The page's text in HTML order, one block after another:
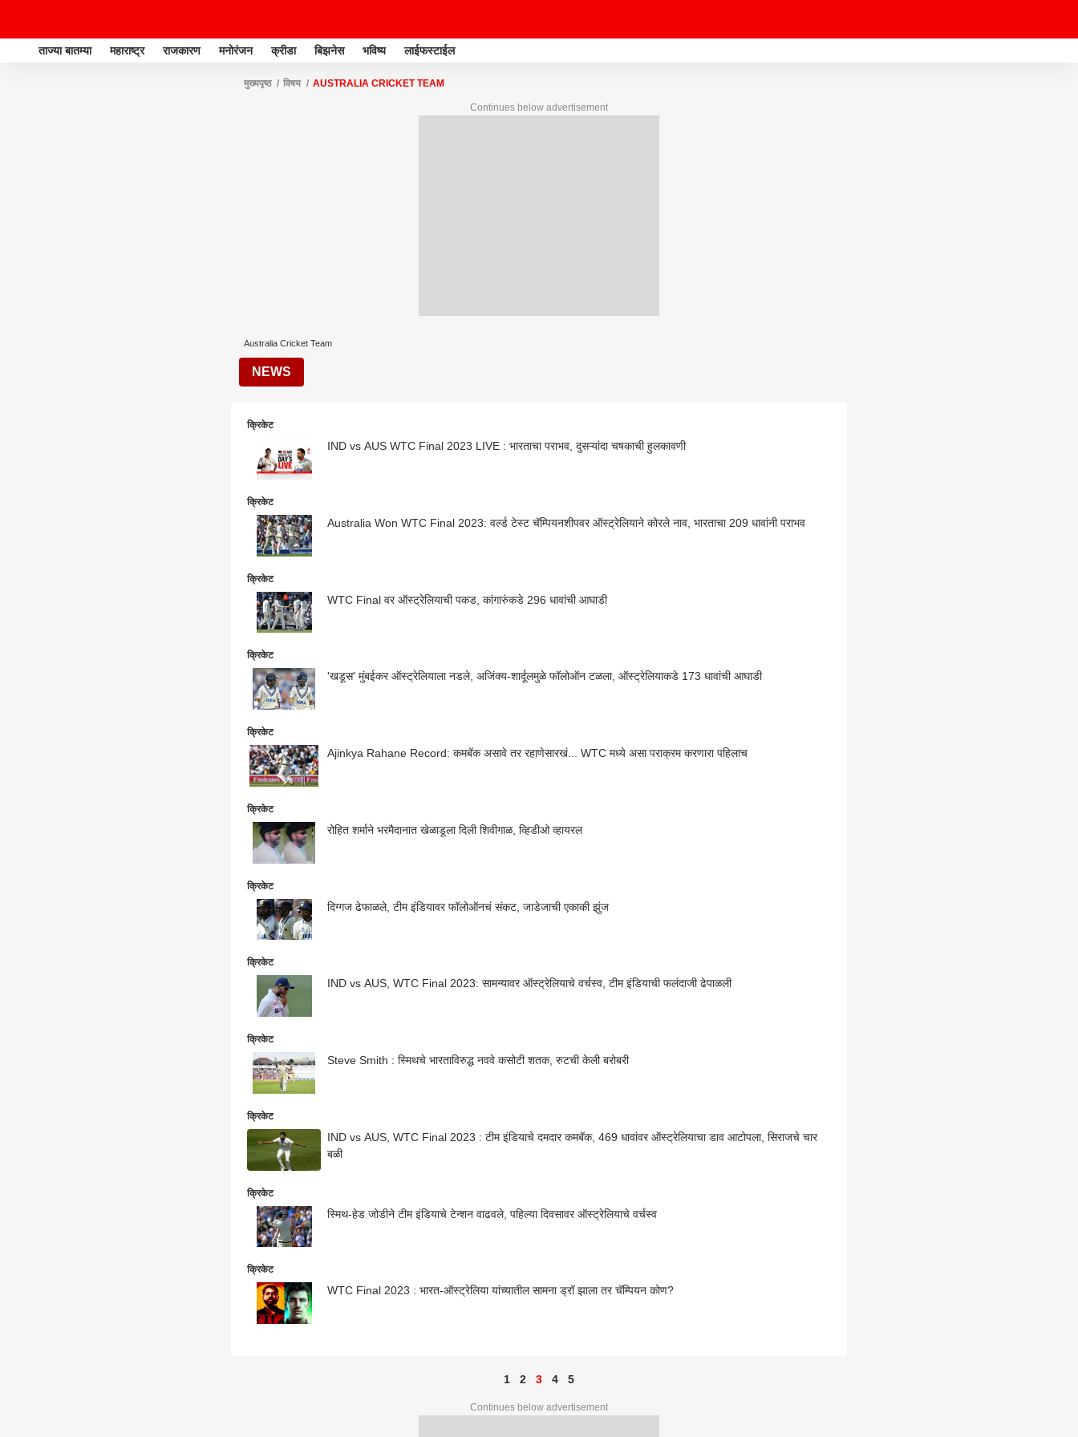
ताज्या बातम्या महाराष्ट्र राजकारण मनोरंजन क्रीडा बिझनेस भविष्य लाईफस्टाईल
मुख्यपृष्ठ विषय AUSTRALIA CRICKET TEAM
Continues below advertisement
Australia Cricket Team
NEWS
क्रिकेट
IND vs AUS WTC Final 2023 LIVE : भारताचा पराभव, दुसऱ्यांदा चषकाची हुलकावणी
क्रिकेट
Australia Won WTC Final 2023: वर्ल्ड टेस्ट चॅम्पियनशीपवर ऑस्ट्रेलियाने कोरले नाव, भारताचा 209 धावांनी पराभव
क्रिकेट
WTC Final वर ऑस्ट्रेलियाची पकड, कांगारुंकडे 296 धावांची आघाडी
क्रिकेट
'खडूस' मुंबईकर ऑस्ट्रेलियाला नडले, अजिंक्य-शार्दूलमुळे फॉलोऑन टळला, ऑस्ट्रेलियाकडे 173 धावांची आघाडी
क्रिकेट
Ajinkya Rahane Record: कमबॅक असावे तर रहाणेसारखं... WTC मध्ये असा पराक्रम करणारा पहिलाच
क्रिकेट
रोहित शर्माने भरमैदानात खेळाडूला दिली शिवीगाळ, व्हिडीओ व्हायरल
क्रिकेट
दिग्गज ढेफाळले, टीम इंडियावर फॉलोऑनचं संकट, जाडेजाची एकाकी झुंज
क्रिकेट
IND vs AUS, WTC Final 2023: सामन्यावर ऑस्ट्रेलियाचे वर्चस्व, टीम इंडियाची फलंदाजी ढेपाळली
क्रिकेट
Steve Smith : स्मिथचे भारताविरुद्ध नववे कसोटी शतक, रुटची केली बरोबरी
क्रिकेट
IND vs AUS, WTC Final 2023 : टीम इंडियाचे दमदार कमबॅक, 469 धावांवर ऑस्ट्रेलियाचा डाव आटोपला, सिराजचे चार
बळी
क्रिकेट
स्मिथ-हेड जोडीने टीम इंडियाचे टेन्शन वाढवले, पहिल्या दिवसावर ऑस्ट्रेलियाचे वर्चस्व
क्रिकेट
WTC Final 2023 : भारत-ऑस्ट्रेलिया यांच्यातील सामना ड्रॉ झाला तर चॅम्पियन कोण?
1 2 3 4 5
Continues below advertisement